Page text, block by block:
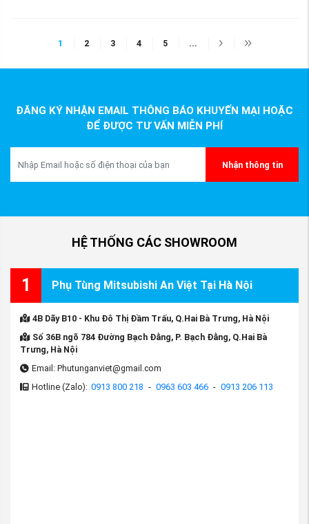
1 2 3 4 5 ...
ĐĂNG KÝ NHẬN EMAIL THÔNG BÁO KHUYẾN MẠI HOẶC
ĐỂ ĐƯỢC TƯ VẤN MIỄN PHÍ
Nhận thông tin
HỆ THỐNG CÁC SHOWROOM
1 Phụ Tùng Mitsubishi An Việt Tại Hà Nội
4B Dãy B10 - Khu Đô Thị Đầm Trấu, Q.Hai Bà Trưng, Hà Nội
Số 36B ngõ 784 Đường Bạch Đằng, P. Bạch Đằng, Q.Hai Bà
Trưng, Hà Nội
Email: Phutunganviet@gmail.com
Hotline (Zalo): 0913 800 218 - 0963 603 466 - 0913 206 113